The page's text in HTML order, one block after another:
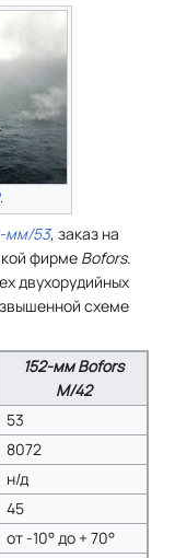
.
мм/53, заказ на
фирме Bofors.
двухорудийных
схеме
152-мм Bofors
M/42
53
8072
н/д
45
от -10° до + 70°